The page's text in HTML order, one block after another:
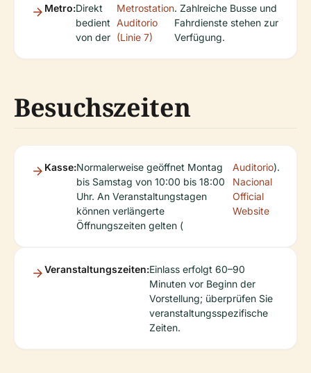
Metro:Direkt
bedient
von der
Metrostation
Auditorio
(Linie 7)
. Zahlreiche Busse und
Fahrdienste stehen zur
Verfügung.
Besuchszeiten
Kasse:Normalerweise geöffnet Montag
bis Samstag von 10:00 bis 18:00
Uhr. An Veranstaltungstagen
können verlängerte
Öffnungszeiten gelten (
Auditorio
Nacional
Official
Website
).
Veranstaltungszeiten:Einlass erfolgt 60–90
Minuten vor Beginn der
Vorstellung; überprüfen Sie
veranstaltungsspezifische
Zeiten.